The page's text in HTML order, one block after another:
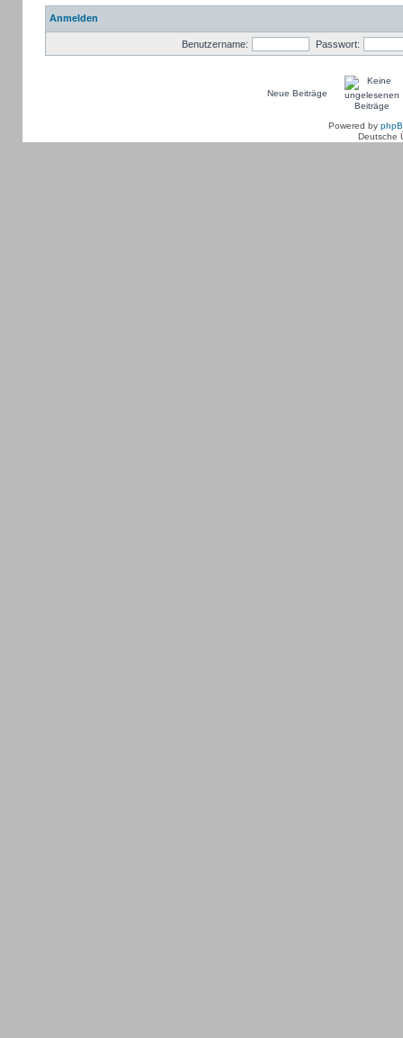
Anmelden
Benutzername: Passwort:
Neue Beiträge
Powered by
Deutsche